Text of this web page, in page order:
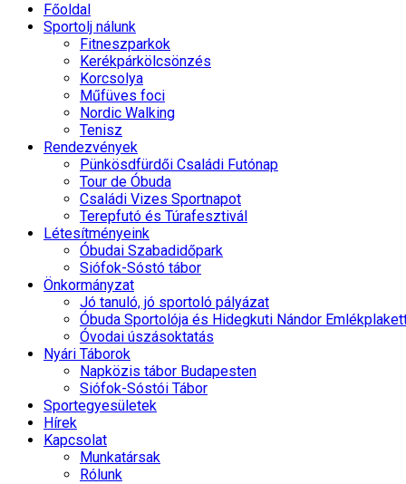
Főoldal
Sportolj nálunk
Fitneszparkok
Kerékpárkölcsönzés
Korcsolya
Műfüves foci
Nordic Walking
Tenisz
Rendezvények
Pünkösdfürdői Családi Futónap
Tour de Óbuda
Családi Vizes Sportnapot
Terepfutó és Túrafesztivál
Létesítményeink
Óbudai Szabadidőpark
Siófok-Sóstó tábor
Önkormányzat
Jó tanuló, jó sportoló pályázat
Óbuda Sportolója és Hidegkuti Nándor
Óvodai úszásoktatás
Nyári Táborok
Napközis tábor Budapesten
Siófok-Sóstói Tábor
Sportegyesületek
Hírek
Kapcsolat
Munkatársak
Rólunk